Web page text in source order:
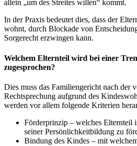
allein „um des Streites willen“ kommt.
In der Praxis bedeutet dies, dass der
wohnt, durch Blockade von
Sorgerecht erzwingen kann.
Welchem Elternteil wird bei einer
zugesprochen?
Dies muss das Familiengericht nach der
Rechtsprechung aufgrund des
werden vor allem folgende Kriterien
Förderprinzip – welches Elternteil
seiner Persönlichkeitbildung zu
Bindung des Kindes – mit